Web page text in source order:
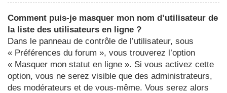
Comment puis-je masquer mon nom d’utilisateur de
la liste des utilisateurs en ligne ?
Dans le panneau de contrôle de l’utilisateur, sous
« Préférences du forum », vous trouverez l’option
« Masquer mon statut en ligne ». Si vous activez cette
option, vous ne serez visible que des administrateurs,
des modérateurs et de vous-même. Vous serez alors